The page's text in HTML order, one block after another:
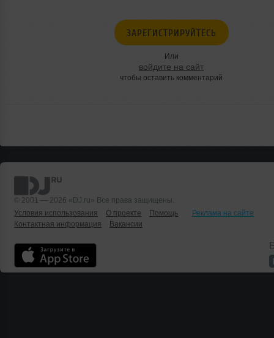
ЗАРЕГИСТРИРУЙТЕСЬ
Или
войдите на сайт
чтобы оставить комментарий
© 2001 — 2026 «DJ.ru» Все права защищены.
Условия использования
О проекте Помощь
Реклама на сайте
Контактная информация
Вакансии